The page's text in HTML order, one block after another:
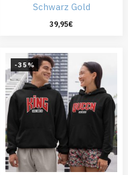
Schwarz Gold
39,95€
-35%